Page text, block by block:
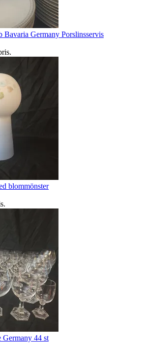
Bavaria Germany Porslinsservis
.
blommönster
.
Germany 44 st